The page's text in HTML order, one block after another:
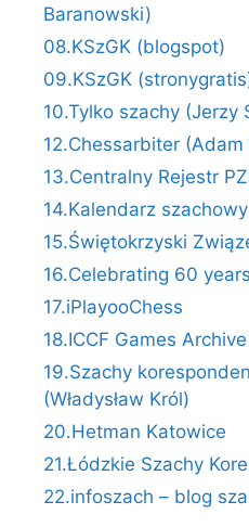
Baranowski)
08.KSzGK (blogspot)
09.KSzGK
10.Tylko szachy (Jerzy
12.Chessarbiter (Adam
13.Centralny Rejestr
14.Kalendarz
15.Świętokrzyski
16.Celebrating 60
17.iPlayooChess
18.ICCF Games Archive
19.Szachy
(Władysław Król)
20.Hetman Katowice
21.Łódzkie Szachy
22.infoszach – blog